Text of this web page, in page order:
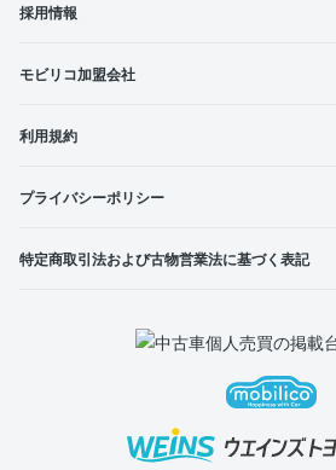
採用情報
モビリコ加盟会社
利用規約
プライバシーポリシー
特定商取引法および古物営業法に基づく表記